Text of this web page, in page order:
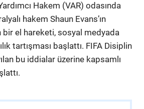
Hakem (VAR) odasında
hakem Shaun Evans’ın
bir el hareketi, sosyal medyada
tartışması başlattı. FIFA Disiplin
bu iddialar üzerine kapsamlı